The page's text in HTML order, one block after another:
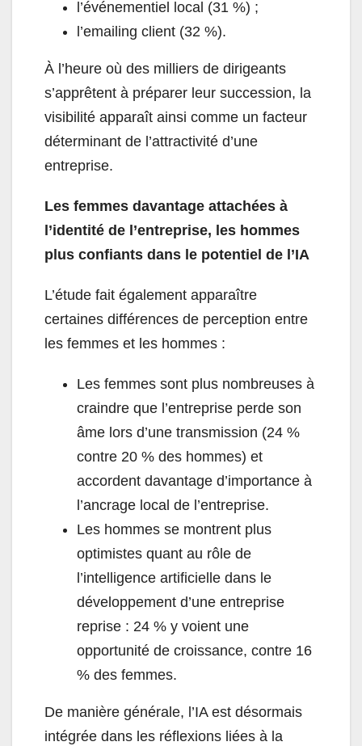
l’événementiel local (31 %) ;
l’emailing client (32 %).
À l’heure où des milliers de dirigeants
s’apprêtent à préparer leur succession, la
visibilité apparaît ainsi comme un facteur
déterminant de l’attractivité d’une
entreprise.
Les femmes davantage attachées à
l’identité de l’entreprise, les hommes
plus confiants dans le potentiel de l’IA
L’étude fait également apparaître
certaines différences de perception entre
les femmes et les hommes :
Les femmes sont plus nombreuses à
craindre que l’entreprise perde son
âme lors d’une transmission (24 %
contre 20 % des hommes) et
accordent davantage d’importance à
l’ancrage local de l’entreprise.
Les hommes se montrent plus
optimistes quant au rôle de
l’intelligence artificielle dans le
développement d’une entreprise
reprise : 24 % y voient une
opportunité de croissance, contre 16
% des femmes.
De manière générale, l’IA est désormais
intégrée dans les réflexions liées à la